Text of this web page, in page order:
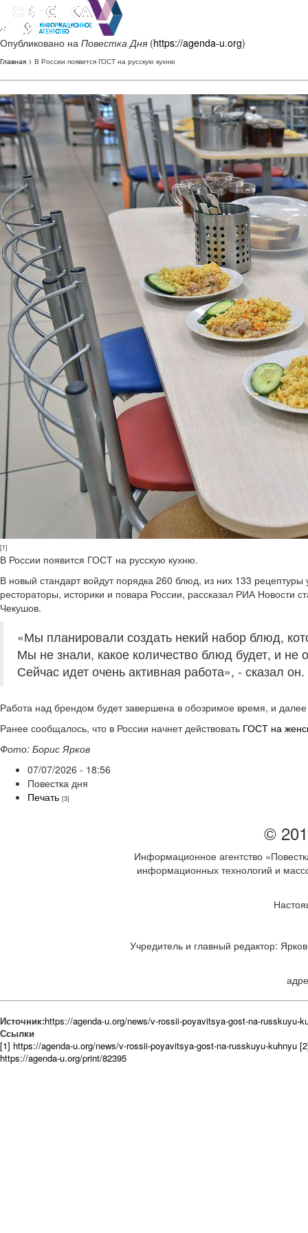
Опубликовано на Повестка Дня (https://agenda-u.org)
Главная > В России появится ГОСТ на русскую кухню
[1]
В России появится ГОСТ на русскую кухню.
В новый стандарт войдут порядка 260 блюд, из них 133
рестораторы, историки и повара России, рассказал РИА Новости
Чекушов.
«Мы планировали создать некий набор блюд,
Мы не знали, какое количество блюд будет, и не
Сейчас идет очень активная работа», - сказал он.
Работа над брендом будет завершена в обозримое время, и
Ранее сообщалось, что в России начнет действовать ГОСТ на
Фото: Борис Ярков
07/07/2026 - 18:56
Повестка дня
Печать [3]
©
Информационное агентство
информационных технологий и
Учредитель и главный редактор:
Источник:https://agenda-u.org/news/v-rossii-poyavitsya-gost-na-russkuyu-
Ссылки
[1] https://agenda-u.org/news/v-rossii-poyavitsya-gost-na-russkuyu-kuhnyu
https://agenda-u.org/print/82395